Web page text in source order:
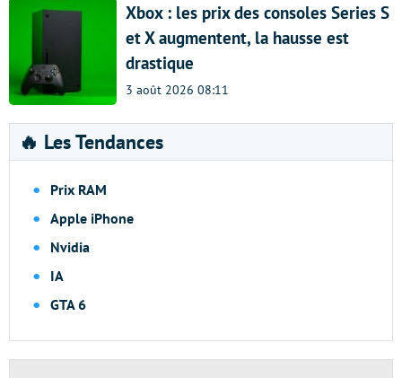
Xbox : les prix des consoles Series S
et X augmentent, la hausse est
drastique
3 août 2026 08:11
🔥 Les Tendances
Prix RAM
Apple iPhone
Nvidia
IA
GTA 6